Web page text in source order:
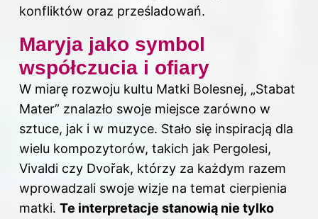
konfliktów oraz prześladowań.
Maryja jako symbol
współczucia i ofiary
W miarę rozwoju kultu Matki Bolesnej, „Stabat
Mater” znalazło swoje miejsce zarówno w
sztuce, jak i w muzyce. Stało się inspiracją dla
wielu kompozytorów, takich jak Pergolesi,
Vivaldi czy Dvořak, którzy za każdym razem
wprowadzali swoje wizje na temat cierpienia
matki. Te interpretacje stanowią nie tylko